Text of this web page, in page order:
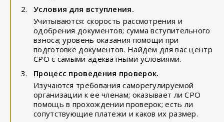
Условия для вступления.
Учитываются: скорость рассмотрения и
одобрения документов; сумма вступительного
взноса; уровень оказания помощи при
подготовке документов. Найдем для вас центр
СРО с самыми адекватными условиями.
Процесс проведения проверок.
Изучаются требования саморегулируемой
организации к ее членам; оказывает ли СРО
помощь в прохождении проверок; есть ли
сопутствующие платежи и каков их размер.